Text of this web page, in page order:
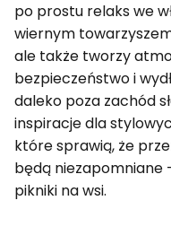
po prostu relaks we
wiernym
ale także tworzy
bezpieczeństwo i
daleko poza zachód
inspiracje dla
które sprawią, że
będą niezapomniane
pikniki na wsi.